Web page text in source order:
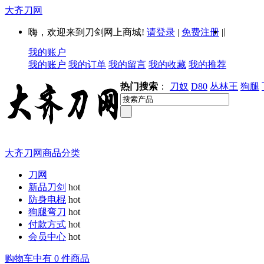
大齐刀网
嗨，欢迎来到刀剑网上商城! 请登录 | 免费注册 ||
我的账户
我的账户 我的订单 我的留言 我的收藏 我的推荐
热门搜索 ： 刀奴 D80 丛林王 狗腿
大齐刀网商品分类
刀网
新品刀剑 hot
防身电棍 hot
狗腿弯刀 hot
付款方式 hot
会员中心 hot
购物车中有 0 件商品